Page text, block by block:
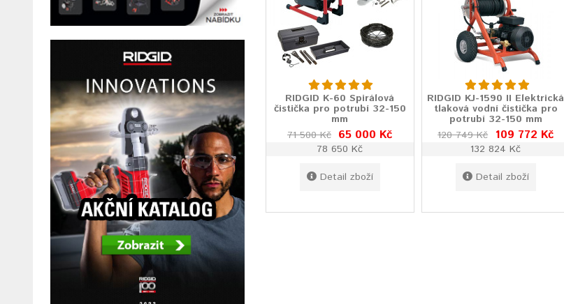
RIDGID K-60 Spirálová
čistička pro potrubí 32-150
mm
71 500 Kč 65 000 Kč
78 650 Kč
Detail zboží
RIDGID KJ-1590 II Elektrická
tlaková vodní čistička pro
potrubí 32-150 mm
120 749 Kč 109 772 Kč
132 824 Kč
Detail zboží